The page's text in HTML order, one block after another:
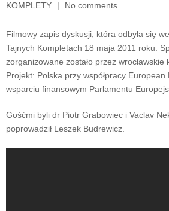
KOMPLETY
No comments
Filmowy zapis dyskusji, która odbyła się
Tajnych Kompletach 18 maja 2011 roku.
zorganizowane zostało przez wrocławskie
Projekt: Polska przy współpracy
wsparciu finansowym Parlamentu
Gośćmi byli dr Piotr Grabowiec i Vaclav
poprowadził Leszek Budrewicz.